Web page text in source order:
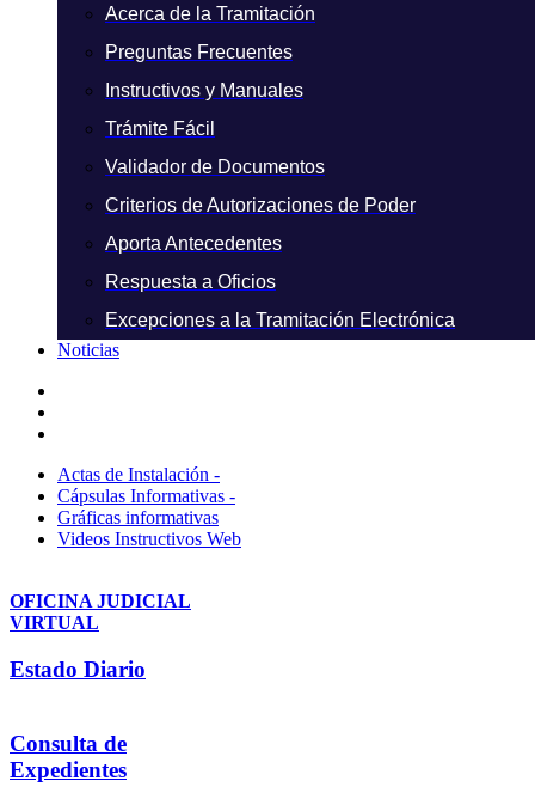
Acerca de la Tramitación
Preguntas Frecuentes
Instructivos y Manuales
Trámite Fácil
Validador de Documentos
Criterios de Autorizaciones de Poder
Aporta Antecedentes
Respuesta a Oficios
Excepciones a la Tramitación Electrónica
Noticias
Actas de Instalación -
Cápsulas Informativas -
Gráficas informativas
Videos Instructivos Web
OFICINA JUDICIAL
VIRTUAL
Estado Diario
Consulta de
Expedientes